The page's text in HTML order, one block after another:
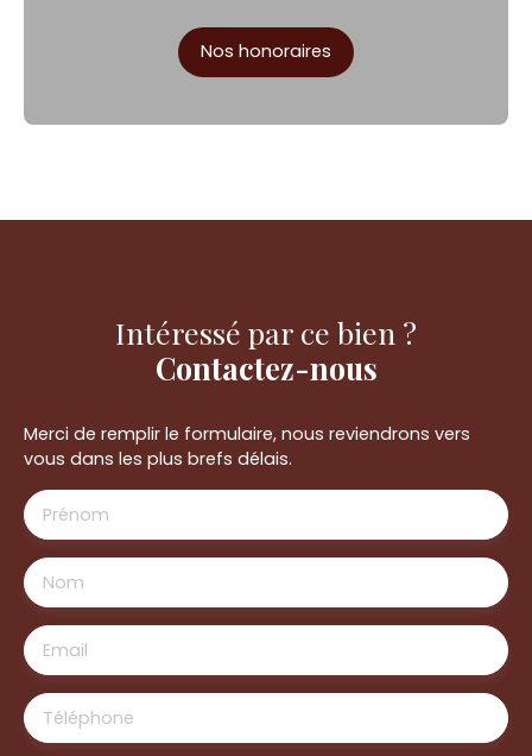
Nos honoraires
Intéressé par ce bien ?
Contactez-nous
Merci de remplir le formulaire, nous reviendrons vers
vous dans les plus brefs délais.
Prénom
Nom
Email
Téléphone